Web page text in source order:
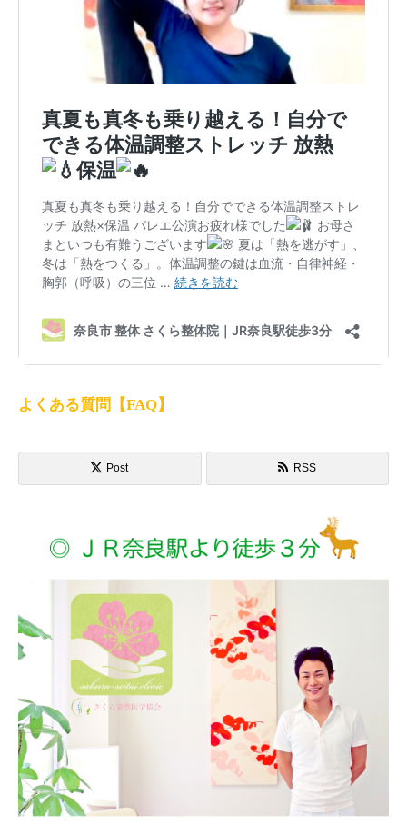
よくある質問【FAQ】
Post RSS